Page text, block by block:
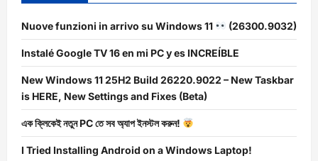
Nuove funzioni in arrivo su Windows 11 (26300.9032)
Instalé Google TV 16 en mi PC y es INCREÍBLE
New Windows 11 25H2 Build 26220.9022 – New Taskbar
is HERE, New Settings and Fixes (Beta)
এক ক্লিকেই নতুন PC তে সব অ্যাপ ইনস্টল করুন!
I Tried Installing Android on a Windows Laptop!